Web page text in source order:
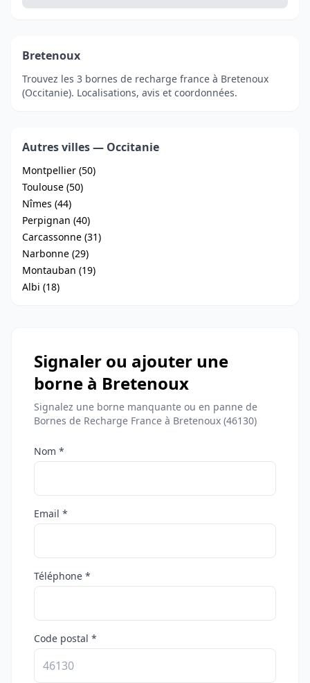
Bretenoux
Trouvez les 3 bornes de recharge france à Bretenoux
(Occitanie). Localisations, avis et coordonnées.
Autres villes — Occitanie
Montpellier (50)
Toulouse (50)
Nîmes (44)
Perpignan (40)
Carcassonne (31)
Narbonne (29)
Montauban (19)
Albi (18)
Signaler ou ajouter une
borne à Bretenoux
Signalez une borne manquante ou en panne de
Bornes de Recharge France à Bretenoux (46130)
Nom *
Email *
Téléphone *
Code postal *